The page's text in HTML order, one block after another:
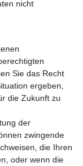
nicht
Sie das Recht
ergeben,
die Zukunft zu
der
zwingende
die Ihren
oder wenn die